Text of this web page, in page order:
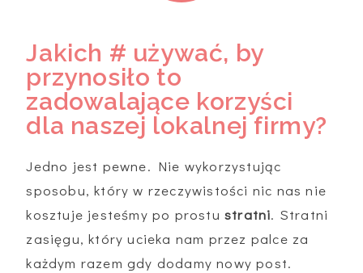
Jakich # używać, by
przynosiło to
zadowalające korzyści
dla naszej lokalnej firmy?
Jedno jest pewne. Nie wykorzystując
sposobu, który w rzeczywistości nic nas nie
kosztuje jesteśmy po prostustratni. Stratni
zasięgu, który ucieka nam przez palce za
każdym razem gdy dodamy nowy post.